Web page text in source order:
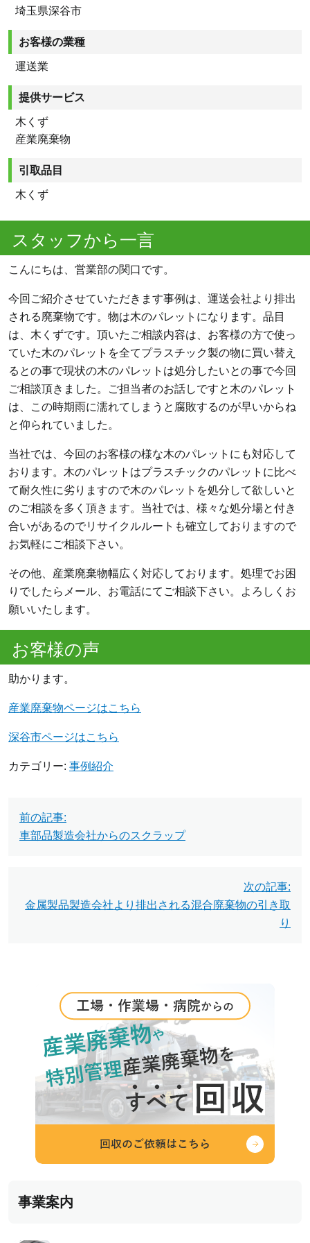
埼玉県深谷市
お客様の業種
運送業
提供サービス
木くず
産業廃棄物
引取品目
木くず
スタッフから一言
こんにちは、営業部の関口です。
今回ご紹介させていただきます事例は、運送会社より排出
される廃棄物です。物は木のパレットになります。品目
は、木くずです。頂いたご相談内容は、お客様の方で使っ
ていた木のパレットを全てプラスチック製の物に買い替え
るとの事で現状の木のパレットは処分したいとの事で今回
ご相談頂きました。ご担当者のお話しですと木のパレット
は、この時期雨に濡れてしまうと腐敗するのが早いからね
と仰られていました。
当社では、今回のお客様の様な木のパレットにも対応して
おります。木のパレットはプラスチックのパレットに比べ
て耐久性に劣りますので木のパレットを処分して欲しいと
のご相談を多く頂きます。当社では、様々な処分場と付き
合いがあるのでリサイクルルートも確立しておりますので
お気軽にご相談下さい。
その他、産業廃棄物幅広く対応しております。処理でお困
りでしたらメール、お電話にてご相談下さい。よろしくお
願いいたします。
お客様の声
助かります。
産業廃棄物ページはこちら
深谷市ページはこちら
カテゴリー: 事例紹介
投
稿
ゲ
前の記事:
車部品製造会社からのスクラップ
次の記事:
金属製品製造会社より排出される混合廃棄物の引き取
り
事業案内